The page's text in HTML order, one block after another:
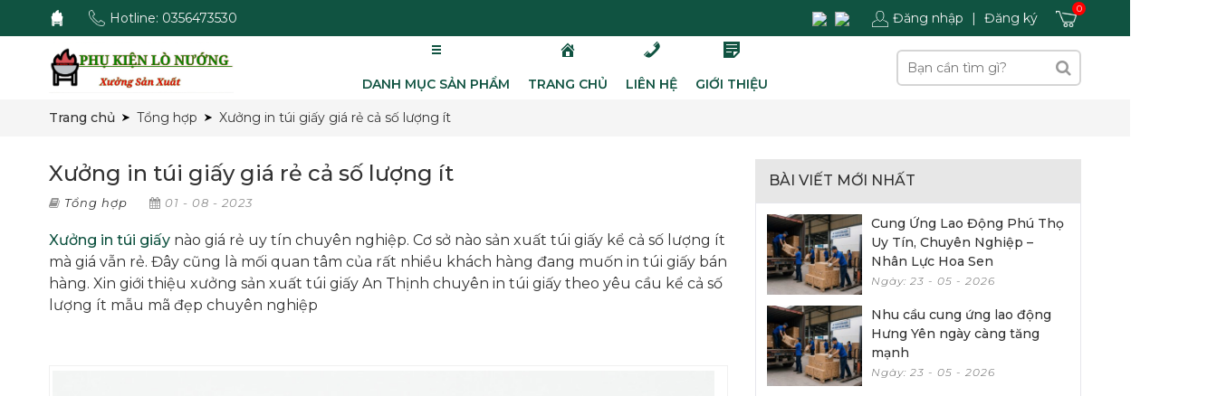
Hotline: 0356473530 Đăng nhập | Đăng ký
0
DANH MỤC SẢN PHẨM TRANG CHỦ LIÊN HỆ GIỚI THIỆU
Trang chủ Tổng hợp Xưởng in túi giấy giá rẻ cả số lượng ít
Xưởng in túi giấy giá rẻ cả số lượng ít
Tổng hợp 01 - 08 - 2023
Xưởng in túi giấy nào giá rẻ uy tín chuyên nghiệp. Cơ sở nào sản xuất túi giấy kể cả số lượng ít
mà giá vẫn rẻ. Đây cũng là mối quan tâm của rất nhiều khách hàng đang muốn in túi giấy bán
hàng. Xin giới thiệu xưởng sản xuất túi giấy An Thịnh chuyên in túi giấy theo yêu cầu kể cả số
lượng ít mẫu mã đẹp chuyên nghiệp
BÀI VIẾT MỚI NHẤT
Cung Ứng Lao Động Phú Thọ
Uy Tín, Chuyên Nghiệp –
Nhân Lực Hoa Sen
Ngày: 23 - 05 - 2026
Nhu cầu cung ứng lao động
Hưng Yên ngày càng tăng
mạnh
Ngày: 23 - 05 - 2026